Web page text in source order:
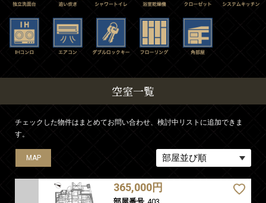
空室一覧
チェックした物件はまとめてお問い合わせ、検討中リストに追加できま
す。
MAP
365,000円
MAP
MAP
MAP